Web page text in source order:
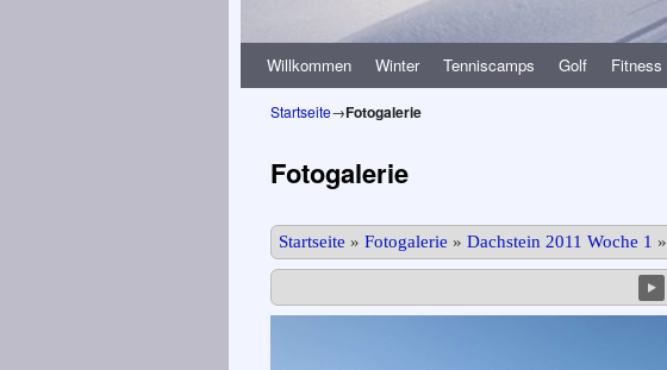
Willkommen Winter Tenniscamps Golf Fitness
Startseite→Fotogalerie
Fotogalerie
Startseite » Fotogalerie » Dachstein 2011 Woche 1 »